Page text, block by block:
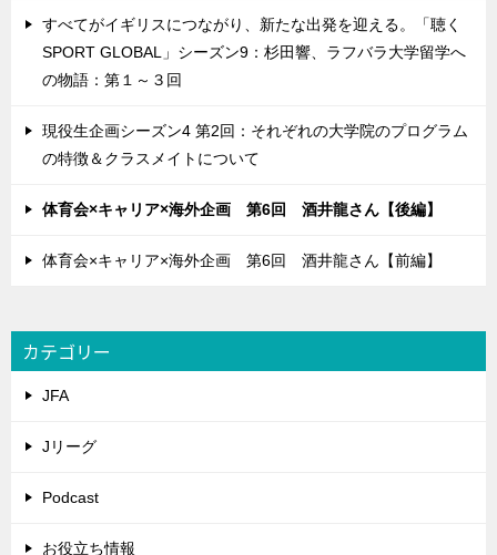
すべてがイギリスにつながり、新たな出発を迎える。「聴く
SPORT GLOBAL」シーズン9：杉田響、ラフバラ大学留学へ
の物語：第１～３回
現役生企画シーズン4 第2回：それぞれの大学院のプログラム
の特徴＆クラスメイトについて
体育会×キャリア×海外企画 第6回 酒井龍さん【後編】
体育会×キャリア×海外企画 第6回 酒井龍さん【前編】
カテゴリー
JFA
Jリーグ
Podcast
お役立ち情報